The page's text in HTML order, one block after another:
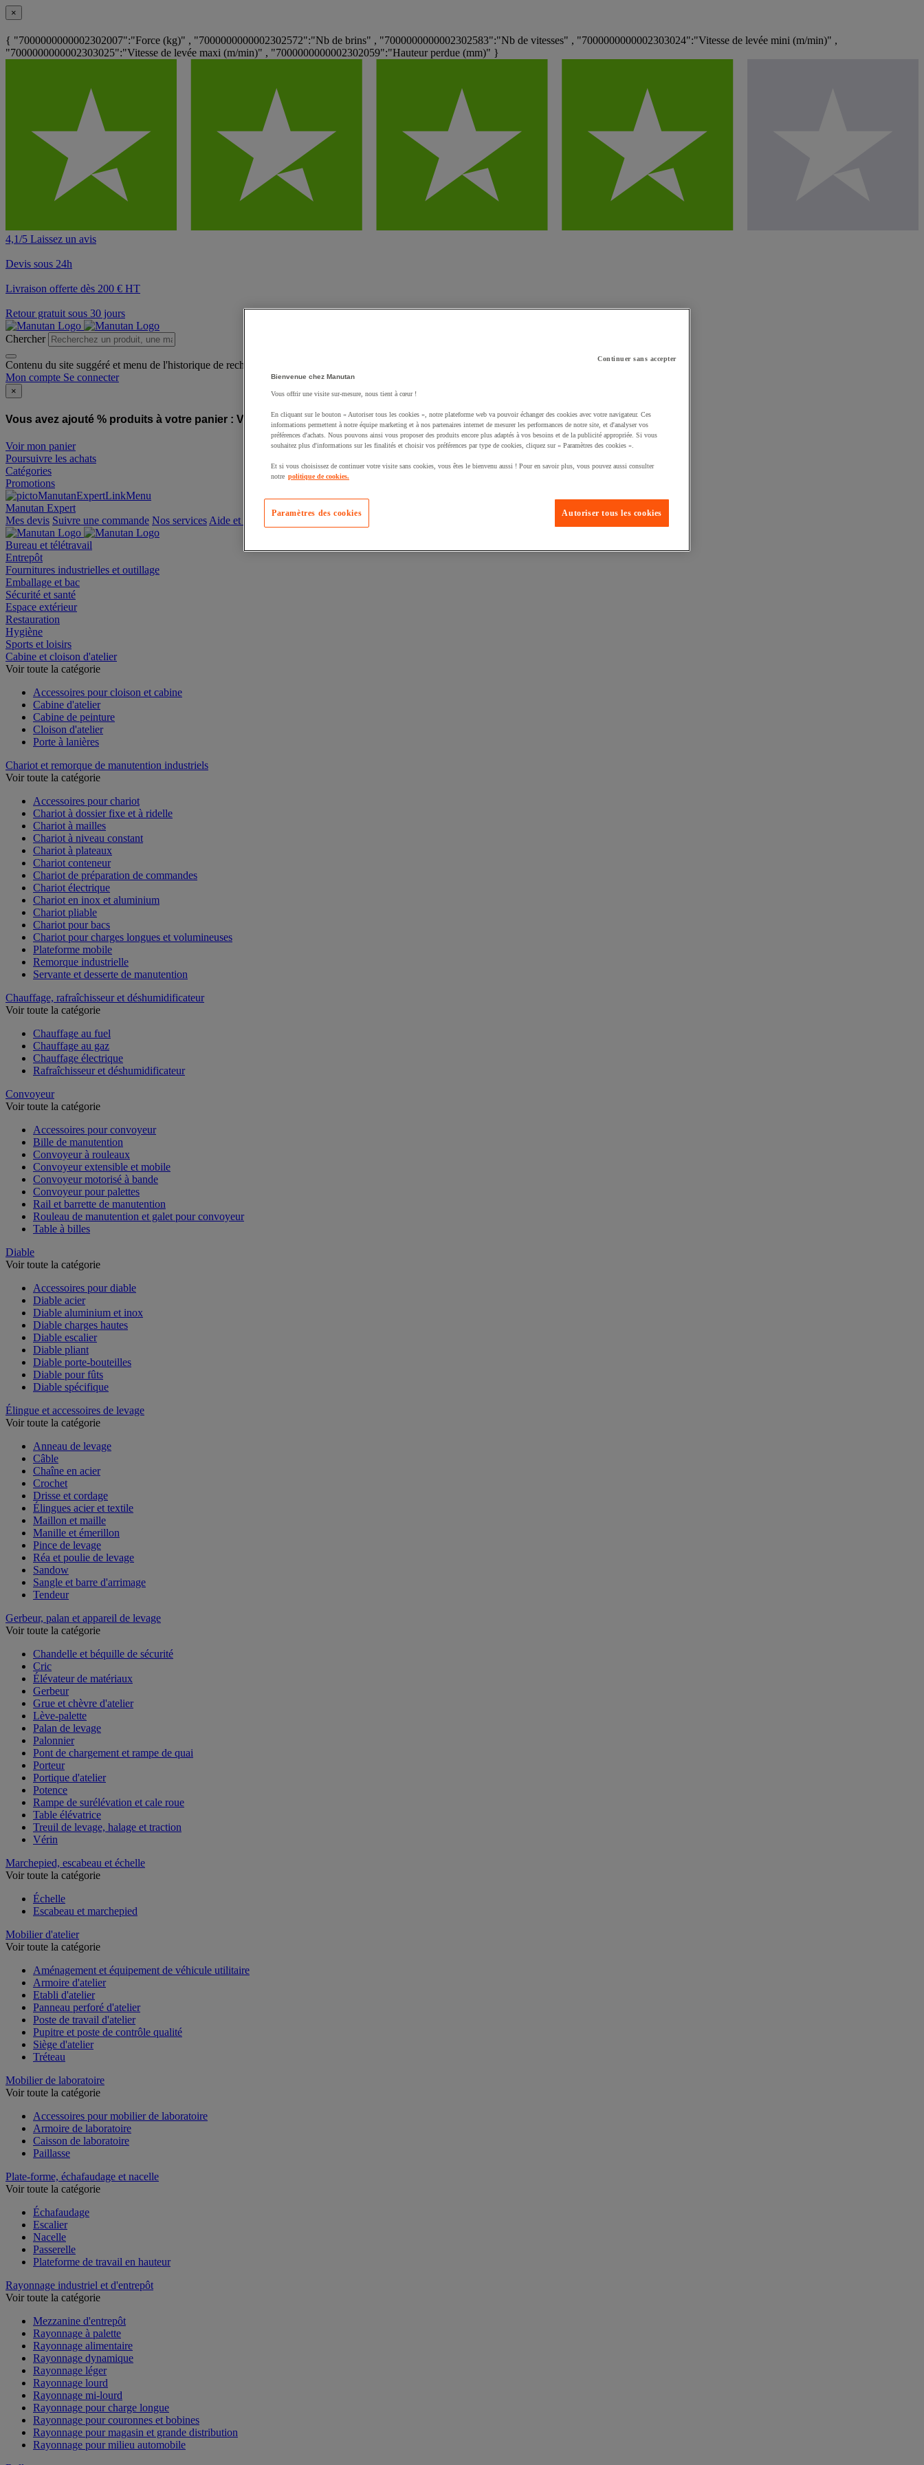
×
{ "7000000000002302007":"Force (kg)" , "7000000000002302572":"Nb de brins" , "7000000000002302583":"Nb de vitesses" , "7000000000002303024":"Vitesse de levée mini (m/min)" ,
"7000000000002303025":"Vitesse de levée maxi (m/min)" , "7000000000002302059":"Hauteur perdue (mm)" }
4,1/5 Laissez un avis
Devis sous 24h
Livraison offerte dès 200 € HT
Retour gratuit sous 30 jours
Chercher
Contenu du site suggéré et menu de l'historique de recherche
Mon compte Se connecter
×
Vous avez ajouté % produits à votre panier : Vous avez ajouté un produit à votre panier :
Voir mon panier
Poursuivre les achats
Catégories
Promotions
Manutan Expert
offre reconditionnée
Mes devis Suivre une commande Nos services Aide et contact
Bureau et télétravail
Entrepôt
Fournitures industrielles et outillage
Emballage et bac
Sécurité et santé
Espace extérieur
Restauration
Hygiène
Sports et loisirs
Cabine et cloison d'atelier
Accessoires pour cloison et cabine
Cabine d'atelier
Cabine de peinture
Cloison d'atelier
Chariot et remorque de manutention industriels
Accessoires pour chariot
Chariot à dossier fixe et à ridelle
Chariot à mailles
Chariot à niveau constant
Chariot à plateaux
Chariot conteneur
Chariot de préparation de commandes
Chariot électrique
Chariot en inox et aluminium
Chariot pliable
Chariot pour bacs
Chariot pour charges longues et volumineuses
Plateforme mobile
Remorque industrielle
Chauffage, rafraîchisseur et déshumidificateur
Chauffage au fuel
Chauffage au gaz
Chauffage électrique
Convoyeur
Accessoires pour convoyeur
Bille de manutention
Convoyeur à rouleaux
Convoyeur extensible et mobile
Convoyeur motorisé à bande
Convoyeur pour palettes
Rail et barrette de manutention
Rouleau de manutention et galet pour convoyeur
Diable
Accessoires pour diable
Diable acier
Diable aluminium et inox
Diable charges hautes
Diable escalier
Diable pliant
Diable porte-bouteilles
Diable pour fûts
Élingue et accessoires de levage
Anneau de levage
Câble
Chaîne en acier
Crochet
Drisse et cordage
Élingues acier et textile
Maillon et maille
Manille et émerillon
Pince de levage
Réa et poulie de levage
Sandow
Sangle et barre d'arrimage
Gerbeur, palan et appareil de levage
Chandelle et béquille de sécurité
Cric
Élévateur de matériaux
Gerbeur
Grue et chèvre d'atelier
Lève-palette
Palan de levage
Palonnier
Pont de chargement et rampe de quai
Porteur
Portique d'atelier
Potence
Rampe de surélévation et cale roue
Table élévatrice
Treuil de levage, halage et traction
Marchepied, escabeau et échelle
Échelle
Mobilier d'atelier
Aménagement et équipement de véhicule utilitaire
Armoire d'atelier
Etabli d'atelier
Panneau perforé d'atelier
Poste de travail d'atelier
Pupitre et poste de contrôle qualité
Siège d'atelier
Mobilier de laboratoire
Accessoires pour mobilier de laboratoire
Armoire de laboratoire
Caisson de laboratoire
Plate-forme, échafaudage et nacelle
Échafaudage
Escalier
Nacelle
Passerelle
Rayonnage industriel et d'entrepôt
Mezzanine d'entrepôt
Rayonnage à palette
Rayonnage alimentaire
Rayonnage dynamique
Rayonnage léger
Rayonnage lourd
Rayonnage mi-lourd
Rayonnage pour charge longue
Rayonnage pour couronnes et bobines
Rayonnage pour magasin et grande distribution
Continuer sans accepter
Bienvenue chez Manutan
Vous offrir une visite sur-mesure, nous tient à cœur !
En cliquant sur le bouton « Autoriser tous les cookies », notre plateforme web va pouvoir échanger des cookies avec votre navigateur. Ces
informations permettent à notre équipe marketing et à nos partenaires internet de mesurer les performances de notre site, et d'analyser vos
préférences d'achats. Nous pouvons ainsi vous proposer des produits encore plus adaptés à vos besoins et de la publicité appropriée. Si vous
souhaitez plus d'informations sur les finalités et choisir vos préférences par type de cookies, cliquez sur « Paramètres des cookies ».
Et si vous choisissez de continuer votre visite sans cookies, vous êtes le bienvenu aussi ! Pour en savoir plus, vous pouvez aussi consulter
notre politique de cookies.
Autoriser tous les cookies
Paramètres des cookies